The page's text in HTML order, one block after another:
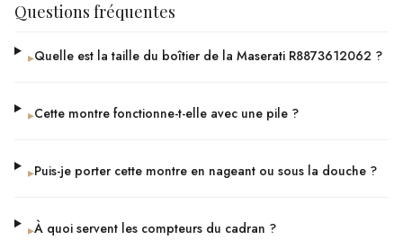
Questions fréquentes
▸Quelle est la taille du boîtier de la Maserati R8873612062 ?
▸Cette montre fonctionne-t-elle avec une pile ?
▸Puis-je porter cette montre en nageant ou sous la douche ?
▸À quoi servent les compteurs du cadran ?